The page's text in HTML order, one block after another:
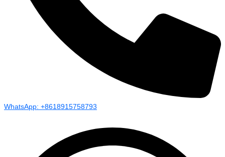
WhatsApp: +8618915758793